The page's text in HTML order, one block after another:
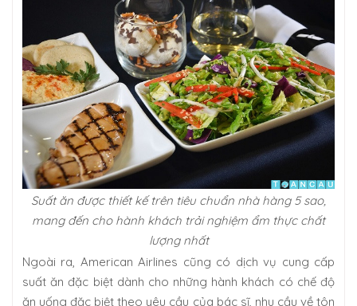
Suất ăn được thiết kế trên tiêu chuẩn nhà hàng 5 sao,
mang đến cho hành khách trải nghiệm ẩm thực chất
lượng nhất
Ngoài ra, American Airlines cũng có dịch vụ cung cấp
suất ăn đặc biệt dành cho những hành khách có chế độ
ăn uống đặc biệt theo yêu cầu của bác sĩ, nhu cầu về tôn